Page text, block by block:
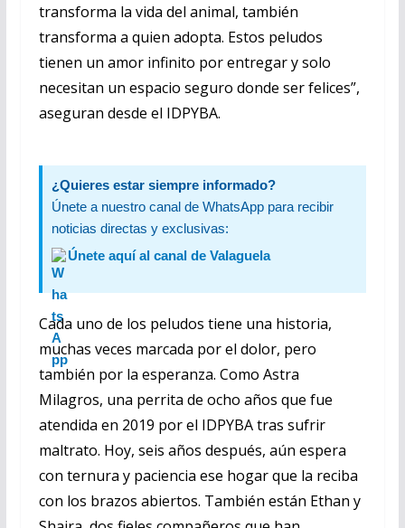
transforma la vida del animal, también
transforma a quien adopta. Estos peludos
tienen un amor infinito por entregar y solo
necesitan un espacio seguro donde ser felices”,
aseguran desde el IDPYBA.
¿Quieres estar siempre informado?
Únete a nuestro canal de WhatsApp para recibir
noticias directas y exclusivas:
Únete aquí al canal de Valaguela
Cada uno de los peludos tiene una historia,
muchas veces marcada por el dolor, pero
también por la esperanza. Como Astra
Milagros, una perrita de ocho años que fue
atendida en 2019 por el IDPYBA tras sufrir
maltrato. Hoy, seis años después, aún espera
con ternura y paciencia ese hogar que la reciba
con los brazos abiertos. También están Ethan y